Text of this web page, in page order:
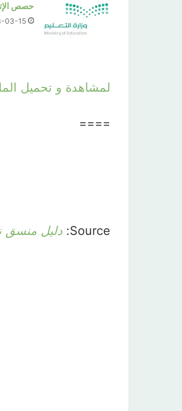
حصص
03-15
لمشاهدة و تحميل
====
Source: دليل منسق